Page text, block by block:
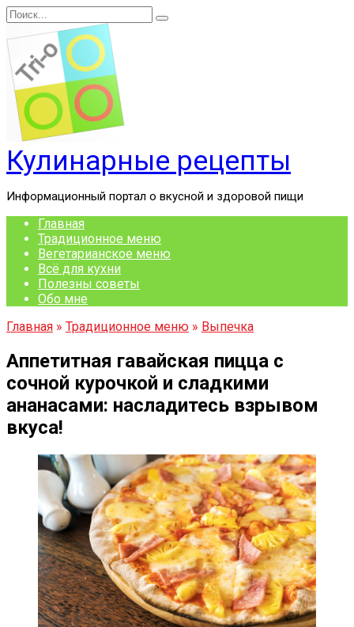
Перейти
к
содержанию
Search
for:
Кулинарные рецепты
Информационный портал о вкусной и здоровой пищи
Главная
Традиционное меню
Вегетарианское меню
Всё для кухни
Полезны советы
Обо мне
Главная » Традиционное меню » Выпечка
Аппетитная гавайская пицца с
сочной курочкой и сладкими
ананасами: насладитесь взрывом
вкуса!